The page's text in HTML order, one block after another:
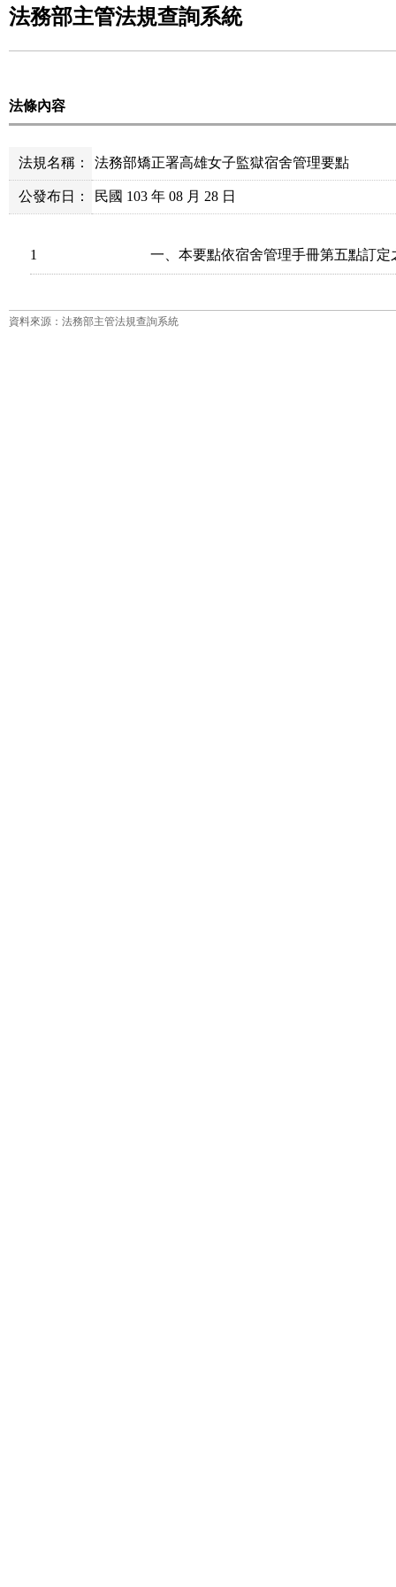
法務部主管法規查詢系統
法條內容
法規名稱： 法務部矯正署高雄女子監獄宿舍管理要點
公發布日： 民國 103 年 08 月 28 日
1 一、本要點依宿舍管理手冊第五點訂定
資料來源：法務部主管法規查詢系統